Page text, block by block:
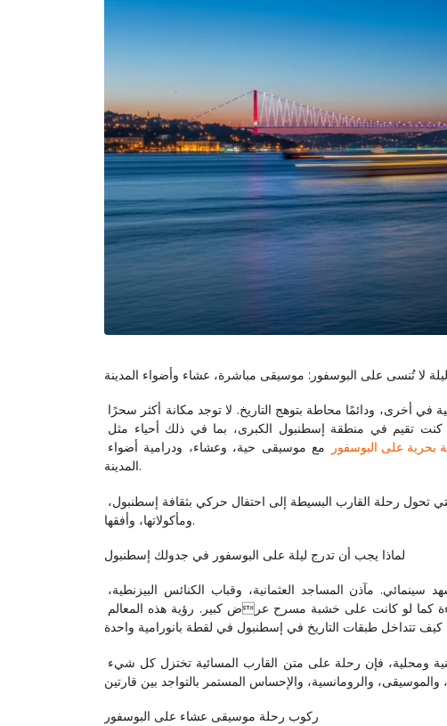
ليلة لا تُنسى على البوسفور: موسيقى مباشرة، عشاء وأضواء المدينة
بحرية على البوسفور
المدينة.
ومأكولاتها، وأفقها.
لماذا يجب أن تدرج ليلة على البوسفور في جدولك إسطنبول
ركوب رحلة موسيقى عشاء على البوسفور